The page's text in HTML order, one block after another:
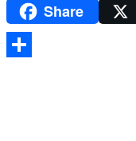
MessengerShare